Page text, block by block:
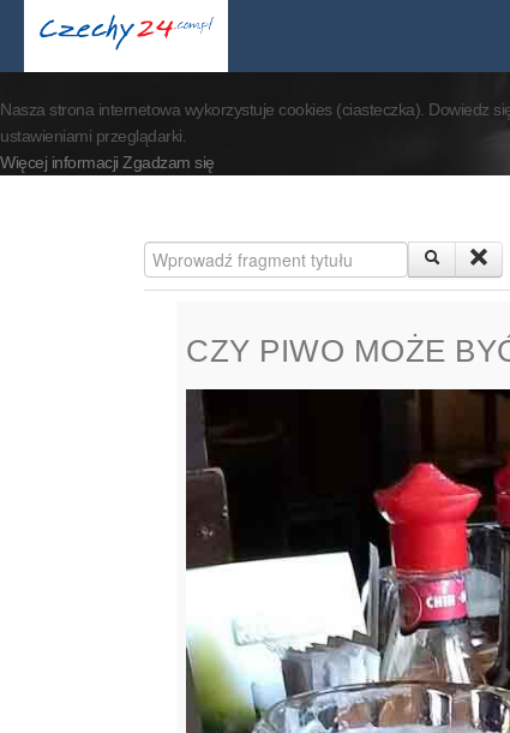
Nasza strona internetowa wykorzystuje cookies (ciasteczka). Dowiedz
ustawieniami przeglądarki.
Więcej informacji Zgadzam się
Wprowadź fragment tytułu
CZY PIWO MOŻE
By visiting our